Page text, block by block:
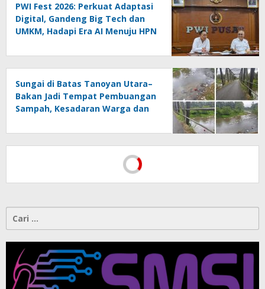
PWI Fest 2026: Perkuat Adaptasi
Digital, Gandeng Big Tech dan
UMKM, Hadapi Era AI Menuju HPN
Sungai di Batas Tanoyan Utara–
Bakan Jadi Tempat Pembuangan
Sampah, Kesadaran Warga dan
Dipertanyakan
Cari
untuk: